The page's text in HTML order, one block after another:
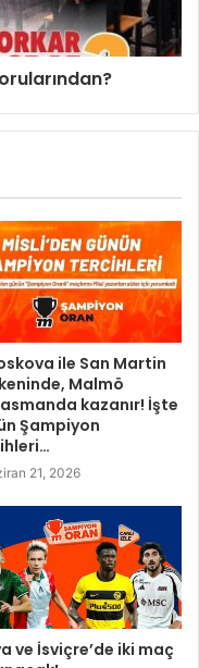
ile San Martin
Malmö
kazanır! İşte
Şampiyon
21, 2026
ve İsviçre’de iki maç